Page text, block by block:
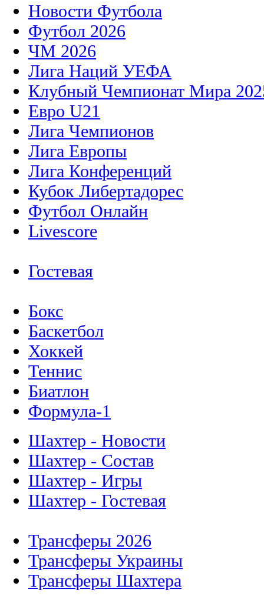
Новости Футбола
Футбол 2026
ЧМ 2026
Лига Наций УЕФА
Клубный Чемпионат Мира
Евро U21
Лига Чемпионов
Лига Европы
Лига Конференций
Кубок Либертадорес
Футбол Онлайн
Livescore
Гостевая
Бокс
Баскетбол
Хоккей
Теннис
Биатлон
Формула-1
Шахтер - Новости
Шахтер - Состав
Шахтер - Игры
Шахтер - Гостевая
Трансферы 2026
Трансферы Украины
Трансферы Шахтера